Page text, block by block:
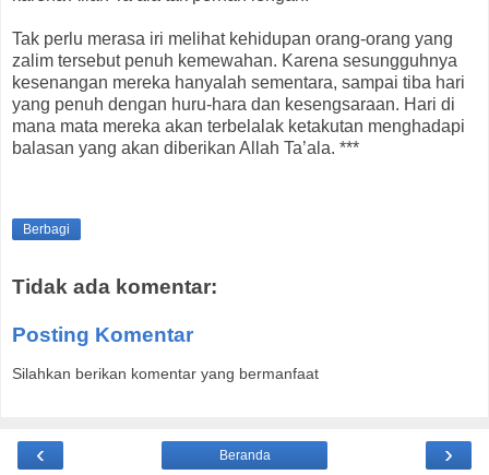
Tak perlu merasa iri melihat kehidupan orang-orang yang
zalim tersebut penuh kemewahan. Karena sesungguhnya
kesenangan mereka hanyalah sementara, sampai tiba hari
yang penuh dengan huru-hara dan kesengsaraan. Hari di
mana mata mereka akan terbelalak ketakutan menghadapi
balasan yang akan diberikan Allah Ta’ala. ***
Berbagi
Tidak ada komentar:
Posting Komentar
Silahkan berikan komentar yang bermanfaat
‹ ›
Beranda